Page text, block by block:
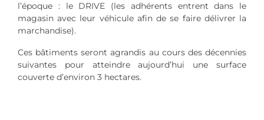
l’époque : le DRIVE (les adhérents entrent dans le
magasin avec leur véhicule afin de se faire délivrer la
marchandise).
Ces bâtiments seront agrandis au cours des décennies
suivantes pour atteindre aujourd’hui une surface
couverte d’environ 3 hectares.